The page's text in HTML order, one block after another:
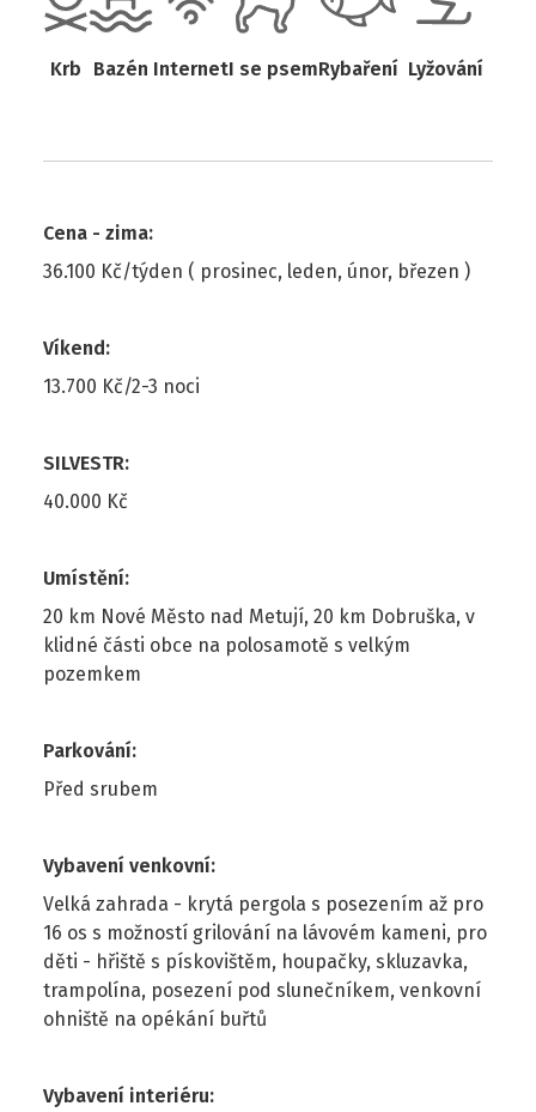
Krb Bazén InternetI se psemRybaření Lyžování
Cena - zima:
36.100 Kč/týden ( prosinec, leden, únor, březen )
Víkend:
13.700 Kč/2-3 noci
SILVESTR:
40.000 Kč
Umístění:
20 km Nové Město nad Metují, 20 km Dobruška, v
klidné části obce na polosamotě s velkým
pozemkem
Parkování:
Před srubem
Vybavení venkovní:
Velká zahrada - krytá pergola s posezením až pro
16 os s možností grilování na lávovém kameni, pro
děti - hřiště s pískovištěm, houpačky, skluzavka,
trampolína, posezení pod slunečníkem, venkovní
ohniště na opékání buřtů
Vybavení interiéru: